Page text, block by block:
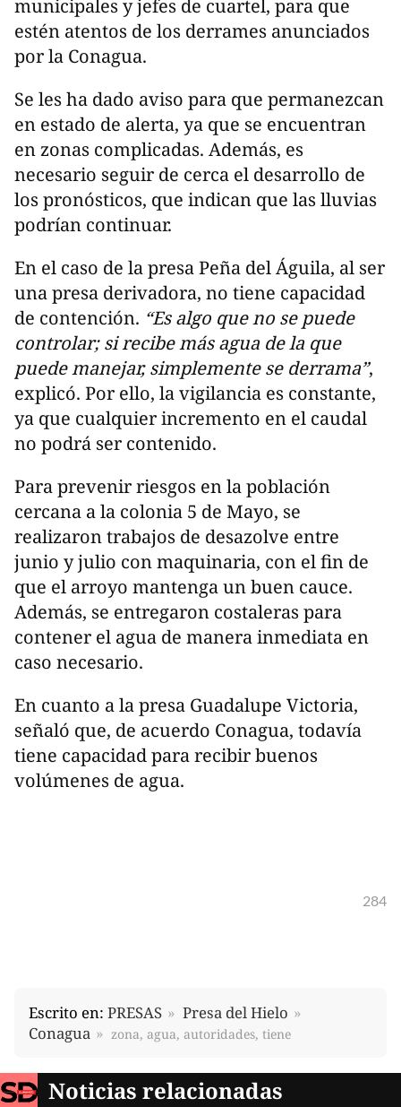
municipales y jefes de cuartel, para que
estén atentos de los derrames anunciados
por la Conagua.
Se les ha dado aviso para que permanezcan
en estado de alerta, ya que se encuentran
en zonas complicadas. Además, es
necesario seguir de cerca el desarrollo de
los pronósticos, que indican que las lluvias
podrían continuar.
En el caso de la presa Peña del Águila, al ser
una presa derivadora, no tiene capacidad
de contención. “Es algo que no se puede
controlar; si recibe más agua de la que
puede manejar, simplemente se derrama”,
explicó. Por ello, la vigilancia es constante,
ya que cualquier incremento en el caudal
no podrá ser contenido.
Para prevenir riesgos en la población
cercana a la colonia 5 de Mayo, se
realizaron trabajos de desazolve entre
junio y julio con maquinaria, con el fin de
que el arroyo mantenga un buen cauce.
Además, se entregaron costaleras para
contener el agua de manera inmediata en
caso necesario.
En cuanto a la presa Guadalupe Victoria,
señaló que, de acuerdo Conagua, todavía
tiene capacidad para recibir buenos
volúmenes de agua.
284
Escrito en: PRESAS
Presa del Hielo
Conagua
zona, agua, autoridades, tiene
Noticias relacionadas